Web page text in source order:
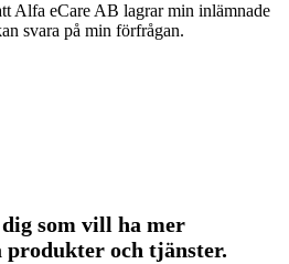
Alfa eCare AB lagrar min inlämnade
svara på min förfrågan.
som vill ha mer
och tjänster.